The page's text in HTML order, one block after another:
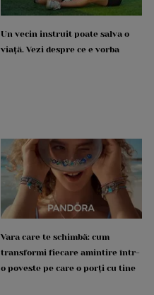
Un vecin instruit poate salva o
viață. Vezi despre ce e vorba
Vara care te schimbă: cum
transformi fiecare amintire într-
o poveste pe care o porți cu tine